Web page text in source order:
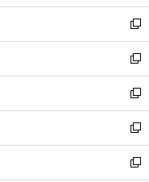
開
く
ン
ド
ウ
で
開
く
ウ
ィ
ン
ド
ウ
で
開
く
し
い
ウ
ィ
ン
ド
ウ
で
開
く
新
し
い
ウ
ィ
ン
ド
ウ
で
新
し
い
ウ
ィ
ン
ド
新
し
い
ウ
ィ
新
し
い
新